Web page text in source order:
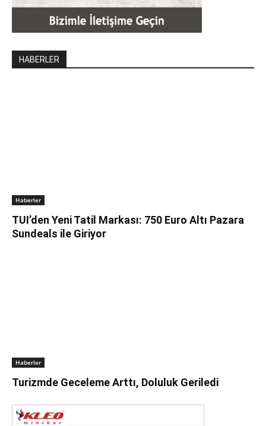
HABERLER
Haberler
TUI’den Yeni Tatil Markası: 750 Euro Altı Pazara
Sundeals ile Giriyor
Haberler
Turizmde Geceleme Arttı, Doluluk Geriledi